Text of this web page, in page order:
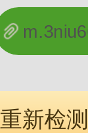
重新检测